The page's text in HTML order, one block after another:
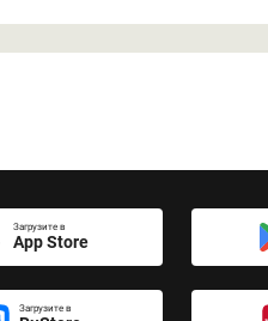
Загрузите в
App Store
Загрузите в